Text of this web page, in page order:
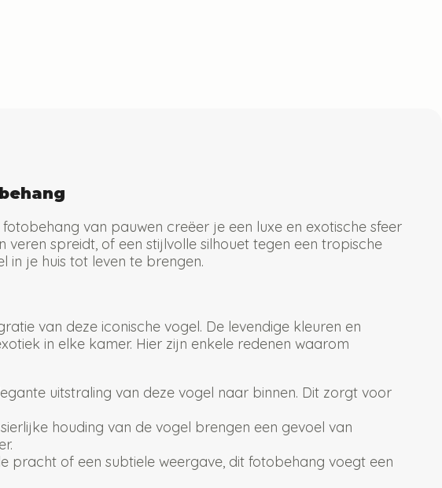
van pauwen creëer je een luxe en exotische sfeer
spreidt, of een stijlvolle silhouet tegen een tropische
je huis tot leven te brengen.
van deze iconische vogel. De levendige kleuren en
in elke kamer. Hier zijn enkele redenen waarom
uitstraling van deze vogel naar binnen. Dit zorgt voor
houding van de vogel brengen een gevoel van
pracht of een subtiele weergave, dit fotobehang voegt een